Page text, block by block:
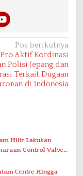
Pos berikutnya
Aktif Kordinasi
Polisi Jepang dan
Terkait Dugaan
di Indonesia
Hilir Lakukan
Control Valve,
Centre Hingga